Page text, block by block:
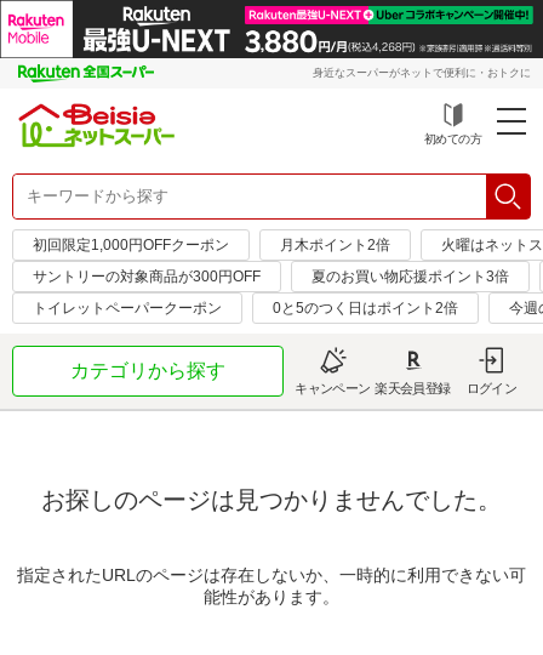
身近なスーパーがネットで便利に・おトクに
初めての方
初回限定1,000円OFFクーポン 月木ポイント2倍
火曜はネット
サントリーの対象商品が300円OFF
夏のお買い物応援ポイント3倍
トイレットペーパークーポン
0と5のつく日はポイント2倍 今週
カテゴリから探す
キャンペーン 楽天会員登録 ログイン
お探しのページは見つかりませんでした。
指定されたURLのページは存在しないか、一時的に利用できない可
能性があります。